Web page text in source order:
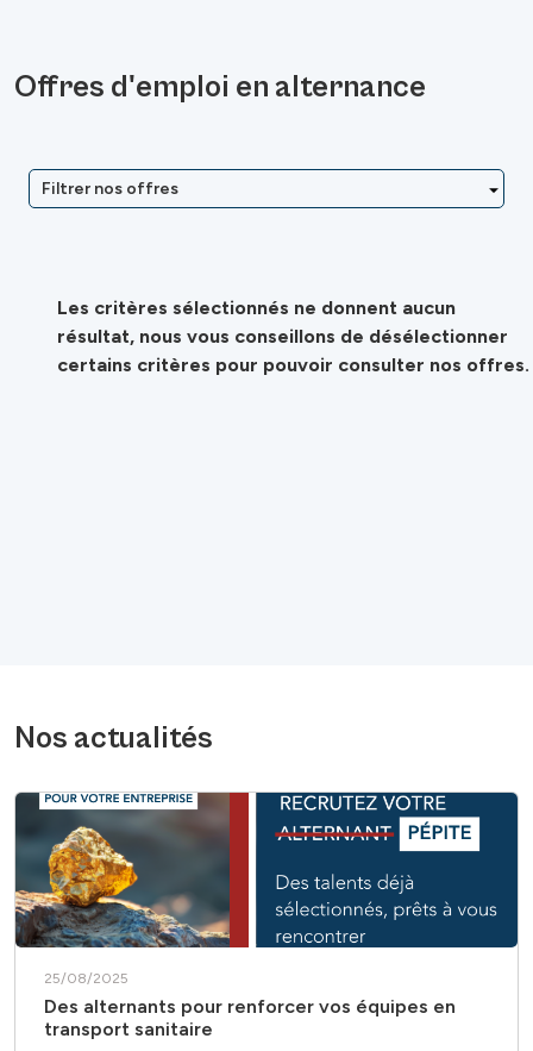
Offres d'emploi en alternance
Filtrer nos offres
Les critères sélectionnés ne donnent aucun
résultat, nous vous conseillons de désélectionner
certains critères pour pouvoir consulter nos offres.
Nos actualités
25/08/2025
Des alternants pour renforcer vos équipes en
transport sanitaire